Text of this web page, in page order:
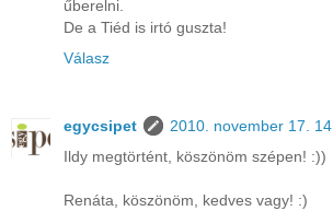
űberelni.
De a Tiéd is irtó guszta!
Válasz
egycsipet
2010. november 17.
Ildy megtörtént, köszönöm szépen! :))
Renáta, köszönöm, kedves vagy! :)